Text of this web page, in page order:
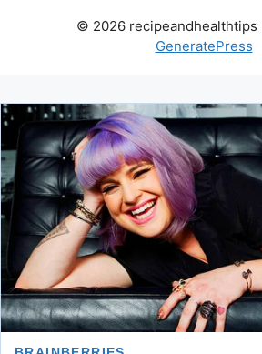
© 2026 recipeandhealthtips
GeneratePress